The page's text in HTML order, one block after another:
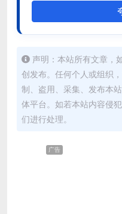
声明：本站所有文章，
创发布。任何个人或组织
制、盗用、采集、发布本
体平台。如若本站内容侵
们进行处理。
广告